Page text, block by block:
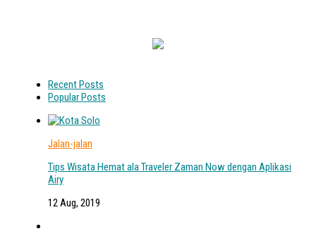
Recent Posts
Popular Posts
Jalan-jalan
Tips Wisata Hemat ala Traveler Zaman Now dengan Aplikasi
Airy
12 Aug, 2019